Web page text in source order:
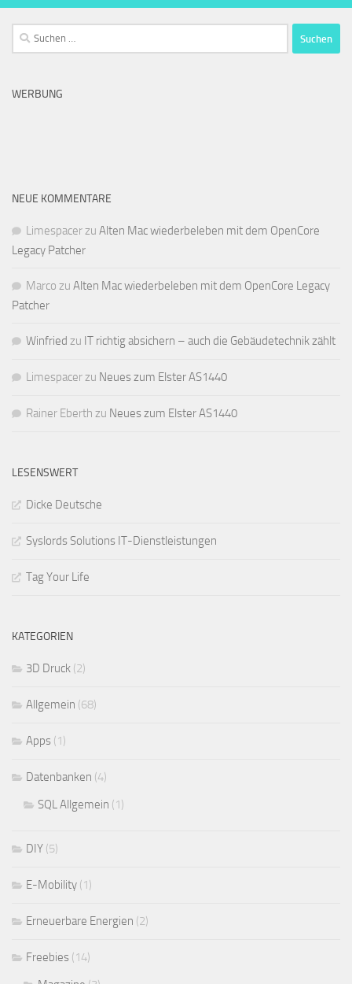
Suchen
nach:
WERBUNG
NEUE KOMMENTARE
Limespacerzu Alten Mac wiederbeleben mit dem OpenCore
Legacy Patcher
Marco zu Alten Mac wiederbeleben mit dem OpenCore Legacy
Patcher
Winfried zu IT richtig absichern – auch die Gebäudetechnik zählt
Limespacerzu Neues zum Elster AS1440
Rainer Eberth zu Neues zum Elster AS1440
LESENSWERT
Dicke Deutsche
Syslords Solutions IT-Dienstleistungen
Tag Your Life
KATEGORIEN
3D Druck (2)
Allgemein (68)
Apps (1)
Datenbanken (4)
SQL Allgemein (1)
DIY (5)
E-Mobility (1)
Erneuerbare Energien (2)
Freebies (14)